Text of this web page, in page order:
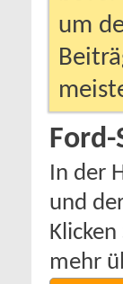
um
Ford-
In der
und
mehr